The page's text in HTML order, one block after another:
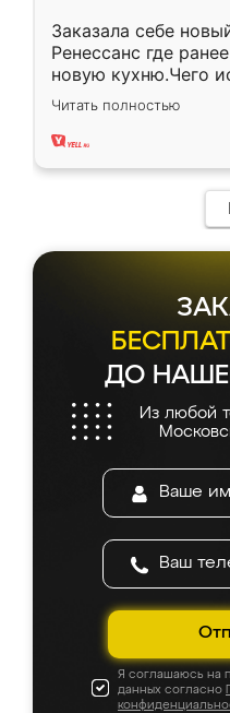
Заказала себе
Ренессанс где
новую кухню.Чего
вполне довольна.
два года, нареканий
Читать полностью
ДО
Из любой
Я соглашаюсь на
данных согласно